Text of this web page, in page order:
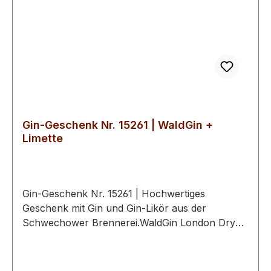
Ressourcen. Die Geschenksets verkörpern diese
Gin-Geschenk Nr. 15261 | WaldGin +
Limette
Gin-Geschenk Nr. 15261 | Hochwertiges
Geschenk mit Gin und Gin-Likör aus der
Schwechower Brennerei.WaldGin London Dry